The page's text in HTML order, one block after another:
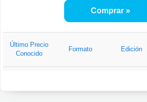
Comprar
Último Precio
Conocido
Formato Edición